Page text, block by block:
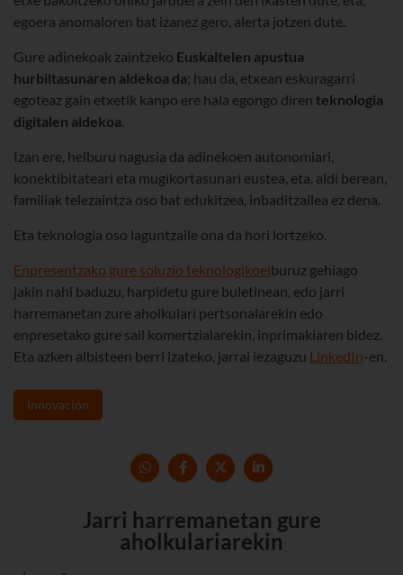
egoera anomaloren bat izanez gero, alerta jotzen dute.
Gure adinekoak zaintzeko Euskaltelen apustua
hurbiltasunaren aldekoa da; hau da, etxean eskuragarri
egoteaz gain etxetik kanpo ere hala egongo diren teknologia
digitalen aldekoa.
Izan ere, helburu nagusia da adinekoen autonomiari,
konektibitateari eta mugikortasunari eustea, eta, aldi berean,
familiak telezaintza oso bat edukitzea, inbaditzailea ez dena.
Eta teknologia oso laguntzaile ona da hori lortzeko.
Enpresentzako gure soluzio teknologikoeiburuz gehiago
jakin nahi baduzu, harpidetu gure buletinean, edo jarri
harremanetan zure aholkulari pertsonalarekin edo
enpresetako gure sail komertzialarekin, inprimakiaren bidez.
Eta azken albisteen berri izateko, jarrai iezaguzu LinkedIn-en.
Innovación
Jarri harremanetan gure
aholkulariarekin